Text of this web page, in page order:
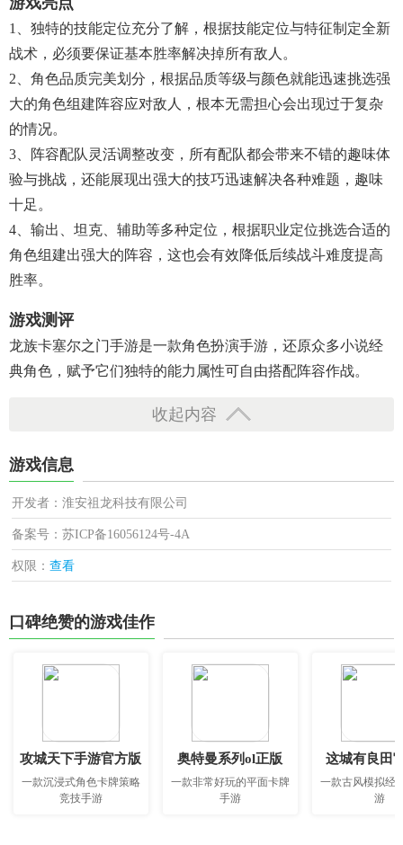
1、独特的技能定位充分了解，根据技能定位与特征制定全新
战术，必须要保证基本胜率解决掉所有敌人。
2、角色品质完美划分，根据品质等级与颜色就能迅速挑选强
大的角色组建阵容应对敌人，根本无需担心会出现过于复杂
的情况。
3、阵容配队灵活调整改变，所有配队都会带来不错的趣味体
验与挑战，还能展现出强大的技巧迅速解决各种难题，趣味
十足。
4、输出、坦克、辅助等多种定位，根据职业定位挑选合适的
角色组建出强大的阵容，这也会有效降低后续战斗难度提高
胜率。
游戏测评
龙族卡塞尔之门手游是一款角色扮演手游，还原众多小说经
典角色，赋予它们独特的能力属性可自由搭配阵容作战。
收起内容
游戏信息
开发者：淮安祖龙科技有限公司
备案号：苏ICP备16056124号-4A
权限：查看
口碑绝赞的游戏佳作
攻城天下手游官方版
一款沉浸式角色卡牌策略
竞技手游
奥特曼系列ol正版
一款非常好玩的平面卡牌
手游
这城有良田
一款古风模拟经
游